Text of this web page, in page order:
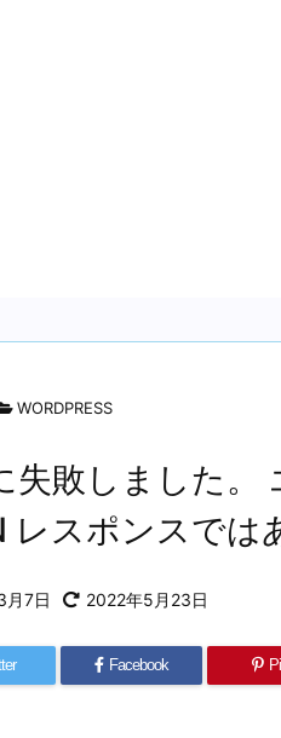
WORDPRESS
失敗しました。
レスポンスでは
月7日 2022年5月23日
Facebook